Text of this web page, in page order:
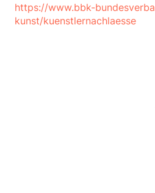
https://www.bbk-
kunst/kuenstlernachlaesse